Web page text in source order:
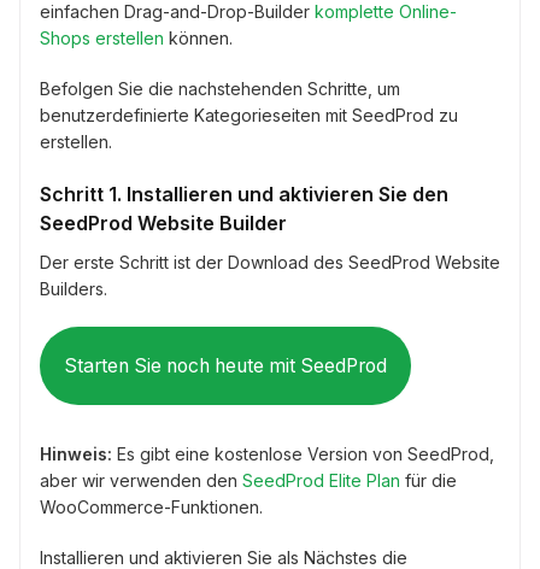
einfachen Drag-and-Drop-Builder komplette Online-
Shops erstellen können.
Befolgen Sie die nachstehenden Schritte, um
benutzerdefinierte Kategorieseiten mit SeedProd zu
erstellen.
Schritt 1. Installieren und aktivieren Sie den
SeedProd Website Builder
Der erste Schritt ist der Download des SeedProd Website
Builders.
Starten Sie noch heute mit SeedProd
Hinweis: Es gibt eine kostenlose Version von SeedProd,
aber wir verwenden den SeedProd Elite Plan für die
WooCommerce-Funktionen.
Installieren und aktivieren Sie als Nächstes die